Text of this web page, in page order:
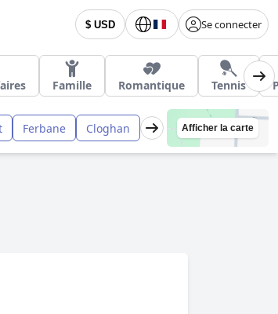
$ USD Se connecter
Famille Romantique Tennis
Ferbane Cloghan Afficher la carte